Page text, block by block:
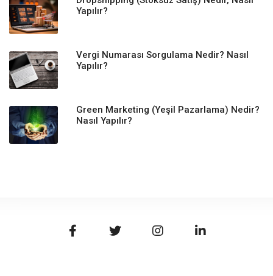
Yapılır?
Vergi Numarası Sorgulama Nedir? Nasıl
Yapılır?
Green Marketing (Yeşil Pazarlama) Nedir?
Nasıl Yapılır?